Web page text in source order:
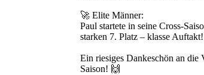
🚀 Elite Männer:
Paul startete in seine Cross-
starken 7. Platz – klasse
Ein riesiges Dankeschön an die
Saison! 🙌